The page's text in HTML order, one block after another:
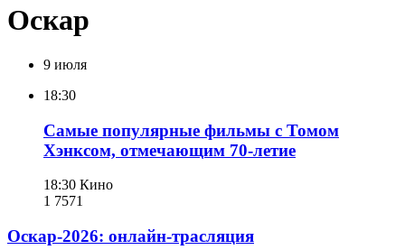
Оскар
9 июля
18:30
Самые популярные фильмы с Томом
Хэнксом, отмечающим 70-летие
18:30 Кино
1 7571
Оскар-2026: онлайн-трасляция